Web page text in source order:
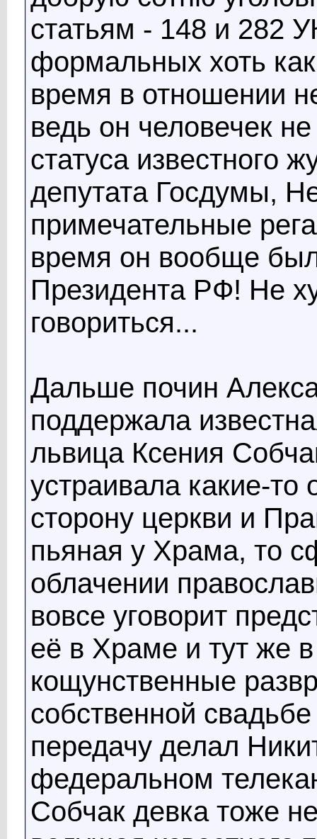
статьям - 148 и 282
формальных хоть
время в отношении
ведь он человечек
статуса известного
депутата Госдумы,
примечательные
время он вообще
Президента РФ! Не
говориться...
Дальше почин
поддержала
львица Ксения
устраивала какие-то
сторону церкви и
пьяная у Храма, то
облачении
вовсе уговорит
её в Храме и тут же
кощунственные
собственной
передачу делал
федеральном
Собчак девка тоже